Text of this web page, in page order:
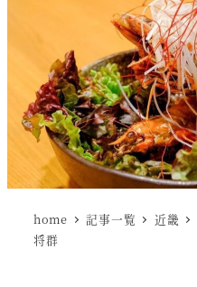
home 記事一覧 近畿
将群